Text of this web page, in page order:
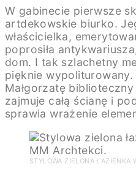
W gabinecie pierwsze
artdekowskie biurko.
właścicielka,
poprosiła
dom. I tak szlachetny
pięknie
Małgorzatę
zajmuje całą ścianę i
sprawia wrażenie
STYLOWA ZIELONA ŁAZIENKA